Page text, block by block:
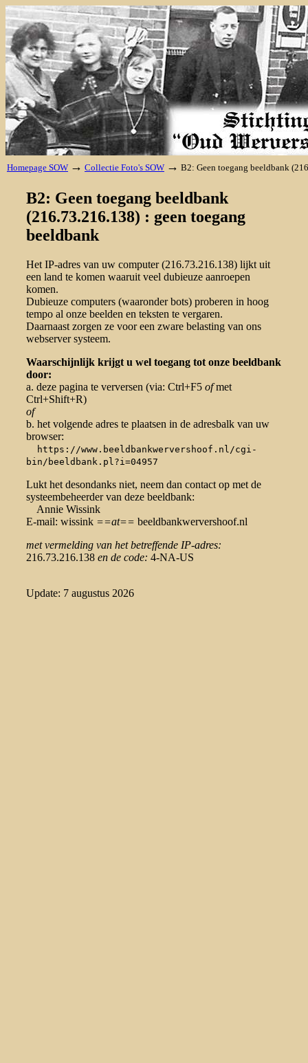
Homepage SOW → Collectie Foto's SOW → B2: Geen toegang beeldbank
B2: Geen toegang beeldbank
(216.73.216.138) : geen toegang
beeldbank
Het IP-adres van uw computer (216.73.216.138) lijkt uit
een land te komen waaruit veel dubieuze aanroepen
komen.
Dubieuze computers (waaronder bots) proberen in hoog
tempo al onze beelden en teksten te vergaren.
Daarnaast zorgen ze voor een zware belasting van ons
webserver systeem.
Waarschijnlijk krijgt u wel toegang tot onze beeldbank
door:
a. deze pagina te verversen (via: Ctrl+F5 ofmet
Ctrl+Shift+R)
of
b. het volgende adres te plaatsen in de adresbalk van uw
browser:
https://www.beeldbankwervershoof.nl/cgi-
bin/beeldbank.pl?i=04957
Lukt het desondanks niet, neem dan contact op met de
systeembeheerder van deze beeldbank:
Annie Wissink
E-mail: wissink ==at== beeldbankwervershoof.nl
met vermelding van het betreffende IP-adres:
216.73.216.138 en de code: 4-NA-US
Update: 7 augustus 2026